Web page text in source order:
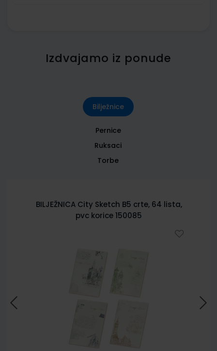
Izdvajamo iz ponude
Bilježnice
Pernice
Ruksaci
Torbe
BILJEŽNICA City Sketch B5 crte, 64 lista,
pvc korice 150085